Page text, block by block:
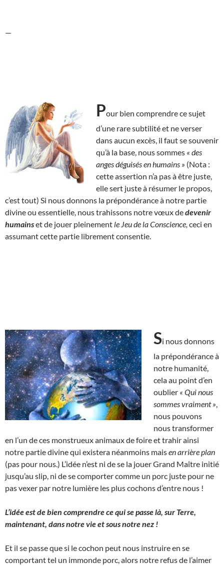
—
Pour bien comprendre ce sujet
d’une rare subtilité et ne verser
dans aucun excès, il faut se souvenir
qu’à la base, nous sommes « des
anges déguisés en humains » (Nota :
cette assertion n’a pas à être juste,
elle sert juste à résumer le propos,
c’est tout) Si nous donnons la prépondérance à notre partie
divine ou essentielle, nous trahissons notre vœux dedevenir
humainset de jouer pleinement le Jeu de la Conscience, ceci en
assumant cette partie librement consentie.
Si nous donnons
la prépondérance à
notre humanité,
cela au point d’en
oublier « Qui nous
sommes vraiment »
nous pouvons
nous transformer
en l’un de ces monstrueux animaux de foire et trahir ainsi
notre partie divine qui existera néanmoins maisen arrière plan
(pas pour nous.) L’idée n’est ni de se la jouer Grand Maître initié
jusqu’au slip, ni de se comporter comme un porc juste pour ne
pas vexer par notre lumière les plus cochons d’entre nous !
L’idée est de bien comprendre ce qui se passe là, sur Terre,
maintenant, dans notre vie et sous notre nez !
Et il se passe que si le cochon peut nous instruire en se
comportant tel un immonde porc, alors notre refus de l’aimer